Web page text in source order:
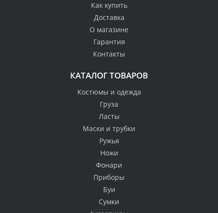
Как купить
Доставка
О магазине
Гарантия
Контакты
КАТАЛОГ ТОВАРОВ
Костюмы и одежда
Груза
Ласты
Маски и трубки
Ружья
Ножи
Фонари
Приборы
Буи
Сумки